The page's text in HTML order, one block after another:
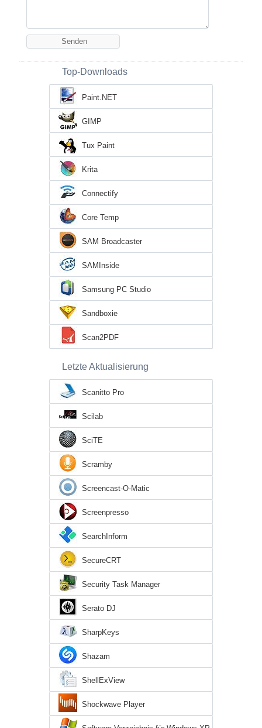
Top-Downloads
Paint.NET
GIMP
Tux Paint
Krita
Connectify
Core Temp
SAM Broadcaster
SAMInside
Samsung PC Studio
Sandboxie
Scan2PDF
Letzte Aktualisierung
Scanitto Pro
Scilab
SciTE
Scramby
Screencast-O-Matic
Screenpresso
SearchInform
SecureCRT
Security Task Manager
Serato DJ
SharpKeys
Shazam
ShellExView
Shockwave Player